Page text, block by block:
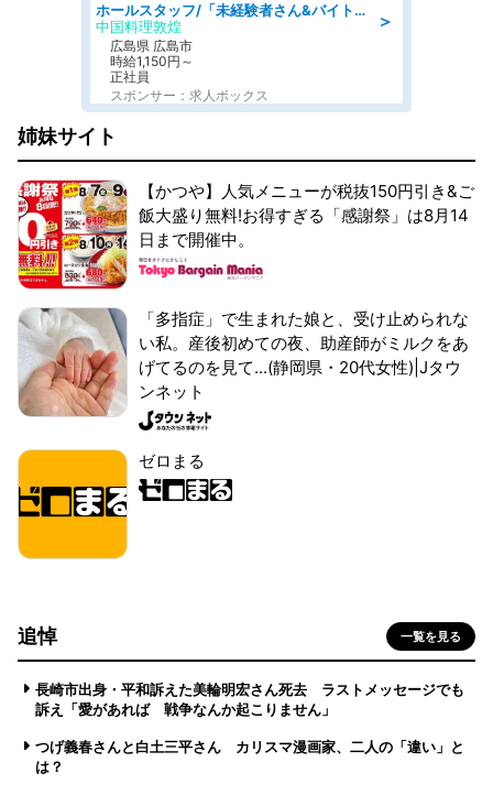
＞
ホールスタッフ/「未経験者さん&バイトデビューも大歓迎」残業ほぼなし×1日3時間〜勤務OK!フォロー体制も充実/広島県/広島市南区
中国料理敦煌
広島県 広島市
時給1,150円～
正社員
スポンサー：求人ボックス
姉妹サイト
【かつや】人気メニューが税抜150円引き&ご
飯大盛り無料!お得すぎる「感謝祭」は8月14
日まで開催中。
「多指症」で生まれた娘と、受け止められな
い私。産後初めての夜、助産師がミルクをあ
げてるのを見て...(静岡県・20代女性)|Jタウ
ンネット
ゼロまる
追悼 一覧を見る
長崎市出身・平和訴えた美輪明宏さん死去 ラストメッセージでも
訴え「愛があれば 戦争なんか起こりません」
つげ義春さんと白土三平さん カリスマ漫画家、二人の「違い」と
は？